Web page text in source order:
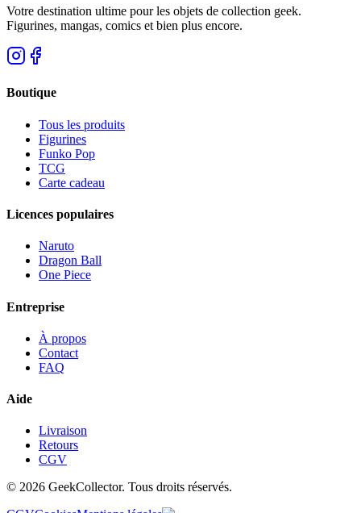
Votre destination ultime pour les objets de collection geek.
Figurines, mangas, comics et bien plus encore.
Boutique
Tous les produits
Figurines
Funko Pop
TCG
Carte cadeau
Licences populaires
Naruto
Dragon Ball
One Piece
Entreprise
À propos
Contact
FAQ
Aide
Livraison
Retours
CGV
© 2026 GeekCollector. Tous droits réservés.